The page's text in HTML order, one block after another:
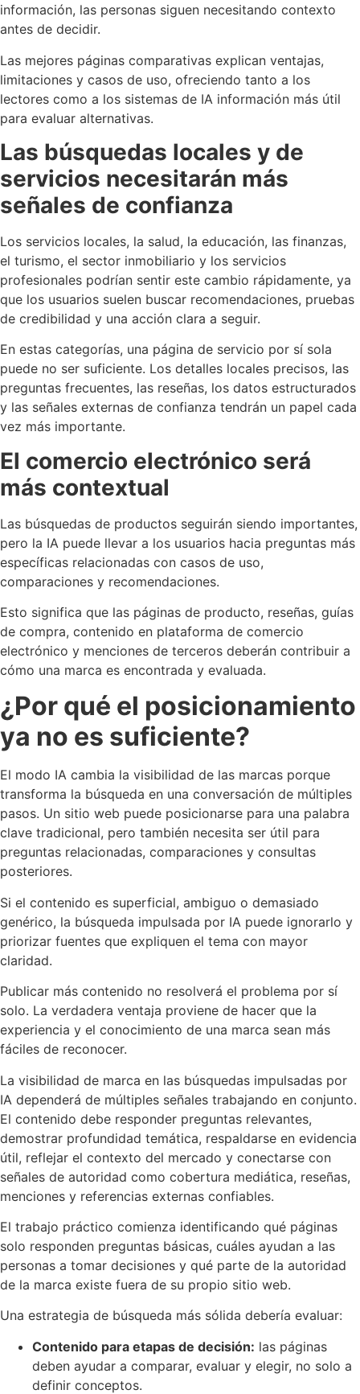
información, las personas siguen necesitando contexto
antes de decidir.
Las mejores páginas comparativas explican ventajas,
limitaciones y casos de uso, ofreciendo tanto a los
lectores como a los sistemas de IA información más útil
para evaluar alternativas.
Las búsquedas locales y de
servicios necesitarán más
señales de confianza
Los servicios locales, la salud, la educación, las finanzas,
el turismo, el sector inmobiliario y los servicios
profesionales podrían sentir este cambio rápidamente, ya
que los usuarios suelen buscar recomendaciones, pruebas
de credibilidad y una acción clara a seguir.
En estas categorías, una página de servicio por sí sola
puede no ser suficiente. Los detalles locales precisos, las
preguntas frecuentes, las reseñas, los datos estructurados
y las señales externas de confianza tendrán un papel cada
vez más importante.
El comercio electrónico será
más contextual
Las búsquedas de productos seguirán siendo importantes,
pero la IA puede llevar a los usuarios hacia preguntas más
específicas relacionadas con casos de uso,
comparaciones y recomendaciones.
Esto significa que las páginas de producto, reseñas, guías
de compra, contenido en plataforma de comercio
electrónico y menciones de terceros deberán contribuir a
cómo una marca es encontrada y evaluada.
¿Por qué el posicionamiento
ya no es suficiente?
El modo IA cambia la visibilidad de las marcas porque
transforma la búsqueda en una conversación de múltiples
pasos. Un sitio web puede posicionarse para una palabra
clave tradicional, pero también necesita ser útil para
preguntas relacionadas, comparaciones y consultas
posteriores.
Si el contenido es superficial, ambiguo o demasiado
genérico, la búsqueda impulsada por IA puede ignorarlo y
priorizar fuentes que expliquen el tema con mayor
claridad.
Publicar más contenido no resolverá el problema por sí
solo. La verdadera ventaja proviene de hacer que la
experiencia y el conocimiento de una marca sean más
fáciles de reconocer.
La visibilidad de marca en las búsquedas impulsadas por
IA dependerá de múltiples señales trabajando en conjunto.
El contenido debe responder preguntas relevantes,
demostrar profundidad temática, respaldarse en evidencia
útil, reflejar el contexto del mercado y conectarse con
señales de autoridad como cobertura mediática, reseñas,
menciones y referencias externas confiables.
El trabajo práctico comienza identificando qué páginas
solo responden preguntas básicas, cuáles ayudan a las
personas a tomar decisiones y qué parte de la autoridad
de la marca existe fuera de su propio sitio web.
Una estrategia de búsqueda más sólida debería evaluar:
Contenido para etapas de decisión: las páginas
deben ayudar a comparar, evaluar y elegir, no solo a
definir conceptos.